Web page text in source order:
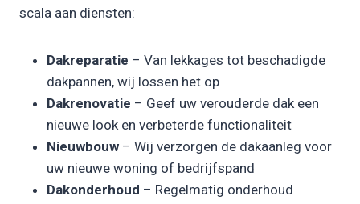
scala aan diensten:
Dakreparatie – Van lekkages tot beschadigde
dakpannen, wij lossen het op
Dakrenovatie – Geef uw verouderde dak een
nieuwe look en verbeterde functionaliteit
Nieuwbouw – Wij verzorgen de dakaanleg voor
uw nieuwe woning of bedrijfspand
Dakonderhoud – Regelmatig onderhoud